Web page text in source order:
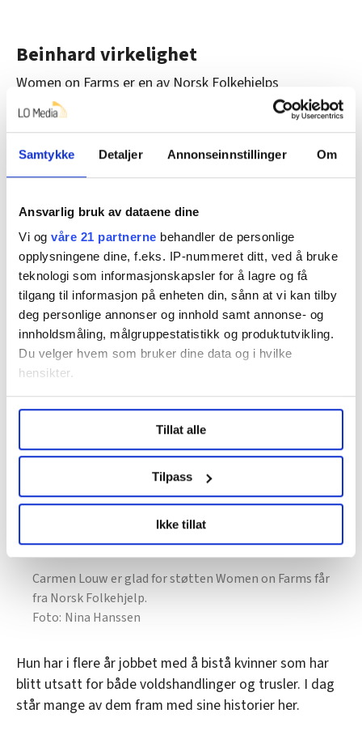
Samtykke Detaljer Annonseinnstillinger Om
Ansvarlig bruk av dataene dine
Vi og våre 21 partnerne behandler de personlige
opplysningene dine, f.eks. IP-nummeret ditt, ved å bruke
teknologi som informasjonskapsler for å lagre og få
tilgang til informasjon på enheten din, sånn at vi kan tilby
deg personlige annonser og innhold samt annonse- og
innholdsmåling, målgruppestatistikk og produktutvikling.
Du velger hvem som bruker dine data og i hvilke
hensikter.
Undermer infokan du lese om hvordan dine personlige
data behandles og hvordan du kan velge hvordan de skal
brukes. Du kan hele tiden endre eller trekke tilbake ditt
samtykke fra erklæringen om informasjonskapsler.
LO Medias publikasjoner frifagbevegelse.no, hk-nytt.no
og fontene.no bruker informasjonskapsler (cookies) for å
lære hvordan våre nettsider blir brukt slik at vi tilby
statistikk.
Vi deler bare informasjon om hvordan du bruker
nettstedet med LO Medias egne samarbeidspartnere
oversikten lengre ned på denne siden.
Tillat alle
Tilpass
Ikke tillat
Beinhard virkelighet
Women on Farms er en av Norsk Folkehjelps
samarbeidspartnere i Sør-Afrika. Organisasjonen er
opptatt av matsikkerhet og hvordan de skal få tilgang
til vann og sørge for at gårdsarbeidere er trygge både
på jobben og hjemme.
forteller om tøffe liv og en arbeidshverdag langt unna
den hjemme i Norge.
– Dette er ikke noe vanlig marked. I dag har vi samlet
oss for å dele tøffe opplevelser og støtte hverandre,
forteller Carmen Louw, som jobber med Women on
Farms.
Carmen Louw er glad for støtten Women on Farms får
fra Norsk Folkehjelp.
Nina Hanssen
Hun har i flere år jobbet med å bistå kvinner som har
blitt utsatt for både voldshandlinger og trusler. I dag
står mange av dem fram med sine historier her.